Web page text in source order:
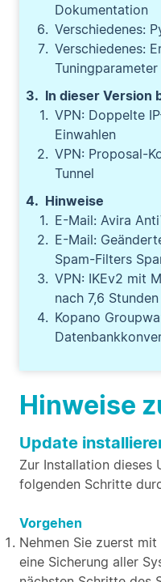
Hinweise
Update
Zur Installation dieses
folgenden Schritte
Vorgehen
Nehmen Sie zuerst
eine Sicherung aller
Dokumentation
Verschiedenes:
Verschiedenes:
Tuningparameter
In dieser Version
VPN: Doppelte
Einwahlen
VPN: Proposal-
Tunnel
Hinweise
E-Mail: Avira
E-Mail:
Spam-Filters
VPN: IKEv2 mit
nach 7,6
Kopano